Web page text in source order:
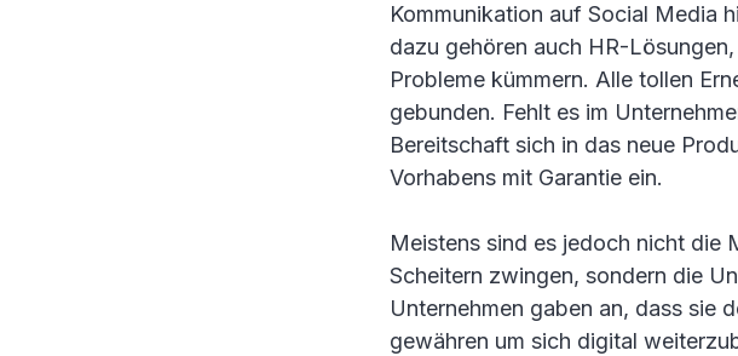
Kommunikation auf Social Media
dazu gehören auch HR-
Probleme kümmern. Alle tollen
gebunden. Fehlt es im
Bereitschaft sich in das neue
Vorhabens mit Garantie ein.
Meistens sind es jedoch nicht die
Scheitern zwingen, sondern die
Unternehmen gaben an, dass sie
gewähren um sich digital